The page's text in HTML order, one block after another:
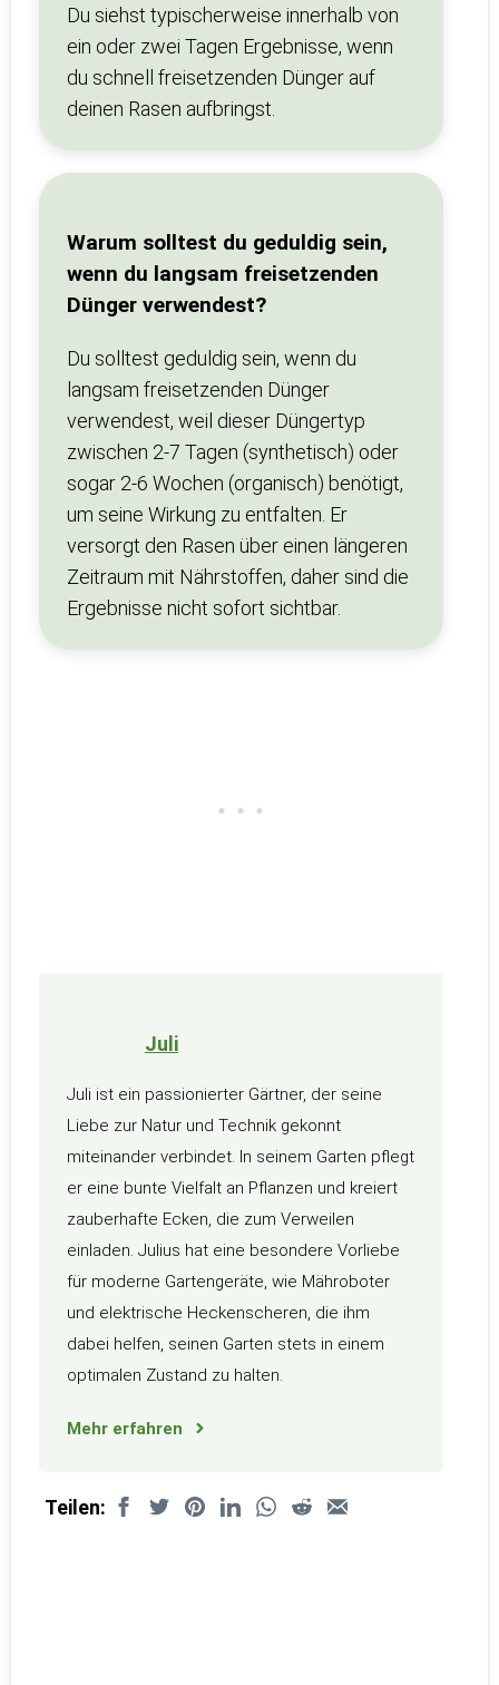
Du siehst typischerweise innerhalb von
ein oder zwei Tagen Ergebnisse, wenn
du schnell freisetzenden Dünger auf
deinen Rasen aufbringst.
Warum solltest du geduldig sein,
wenn du langsam freisetzenden
Dünger verwendest?
Du solltest geduldig sein, wenn du
langsam freisetzenden Dünger
verwendest, weil dieser Düngertyp
zwischen 2-7 Tagen (synthetisch) oder
sogar 2-6 Wochen (organisch) benötigt,
um seine Wirkung zu entfalten. Er
versorgt den Rasen über einen längeren
Zeitraum mit Nährstoffen, daher sind die
Ergebnisse nicht sofort sichtbar.
Juli
Juli ist ein passionierter Gärtner, der seine
Liebe zur Natur und Technik gekonnt
miteinander verbindet. In seinem Garten pflegt
er eine bunte Vielfalt an Pflanzen und kreiert
zauberhafte Ecken, die zum Verweilen
einladen. Julius hat eine besondere Vorliebe
für moderne Gartengeräte, wie Mähroboter
und elektrische Heckenscheren, die ihm
dabei helfen, seinen Garten stets in einem
optimalen Zustand zu halten.
Mehr erfahren
Teilen: